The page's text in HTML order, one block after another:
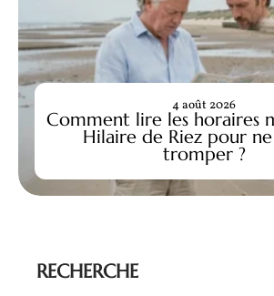
Comment lire les horaires
Hilaire de Riez pour ne
tromper ?
4 août 2026
RECHERCHE